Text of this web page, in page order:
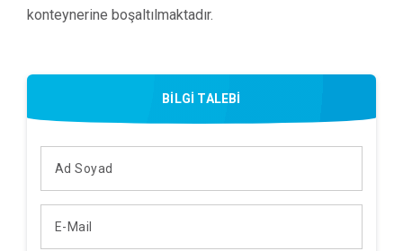
konteynerine boşaltılmaktadır.
BİLGİ TALEBİ